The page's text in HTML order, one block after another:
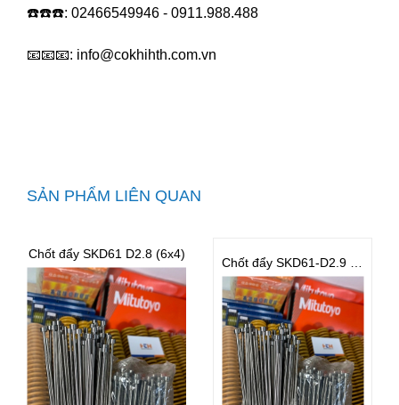
☎️☎️☎️: 02466549946 - 0911.988.488
📧📧📧: info@cokhihth.com.vn
SẢN PHẨM LIÊN QUAN
Chốt đẩy SKD61 D2.8 (6x4)